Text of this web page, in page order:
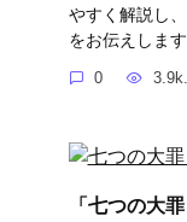
やすく解説し
をお伝えします
0 3.9k.
「七つの大